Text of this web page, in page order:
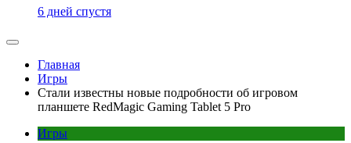
6 дней спустя
Главная
Игры
Стали известны новые подробности об игровом
планшете RedMagic Gaming Tablet 5 Pro
Игры